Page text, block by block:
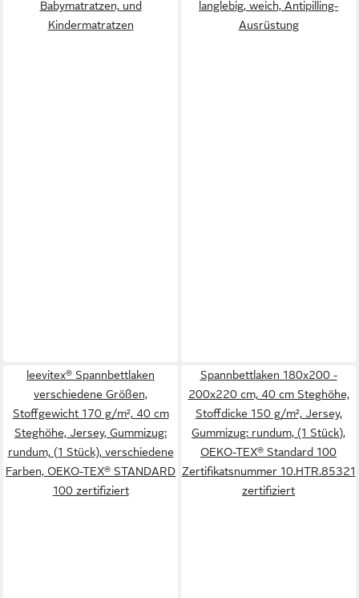
Babymatratzen, und
Kindermatratzen
langlebig, weich, Antipilling-
Ausrüstung
leevitex® Spannbettlaken
verschiedene Größen,
Stoffgewicht 170 g/m², 40 cm
Steghöhe, Jersey, Gummizug:
rundum, (1 Stück), verschiedene
Farben, OEKO-TEX® STANDARD
100 zertifiziert
Spannbettlaken 180x200 -
200x220 cm, 40 cm Steghöhe,
Stoffdicke 150 g/m², Jersey,
Gummizug: rundum, (1 Stück),
OEKO-TEX® Standard 100
Zertifikatsnummer 10.HTR.85321
zertifiziert